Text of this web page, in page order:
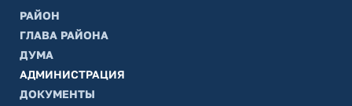
РАЙОН
ГЛАВА РАЙОНА
ДУМА
АДМИНИСТРАЦИЯ
ДОКУМЕНТЫ